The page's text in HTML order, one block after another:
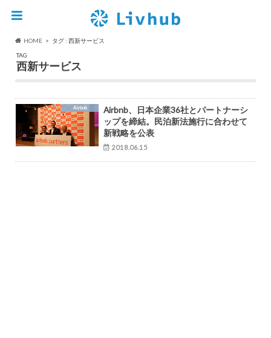
HOME
タグ : 西新サービス
TAG
西新サービス
Airbnb
Airbnb、日本企業36社とパートナーシ
ップを締結。民泊新法施行に合わせて
新戦略を公表
2018.06.15